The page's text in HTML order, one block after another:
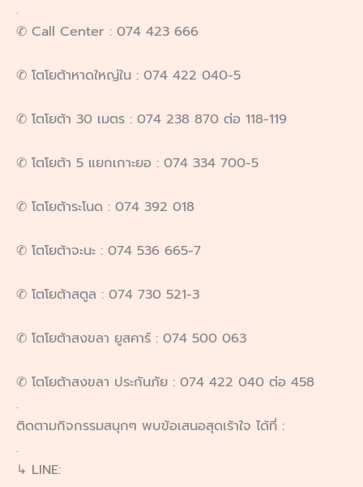
.
✆ Call Center : 074 423 666
✆ โตโยต้าหาดใหญ่ใน : 074 422 040-5
✆ โตโยต้า 30 เมตร : 074 238 870 ต่อ 118-119
✆ โตโยต้า 5 แยกเกาะยอ : 074 334 700-5
✆ โตโยต้าระโนด : 074 392 018
✆ โตโยต้าจะนะ : 074 536 665-7
✆ โตโยต้าสตูล : 074 730 521-3
✆ โตโยต้าสงขลา ยูสคาร์ : 074 500 063
✆ โตโยต้าสงขลา ประกันภัย : 074 422 040 ต่อ 458
.
ติดตามกิจกรรมสนุกๆ พบข้อเสนอสุดเร้าใจ ได้ที่ :
.
↳ LINE: